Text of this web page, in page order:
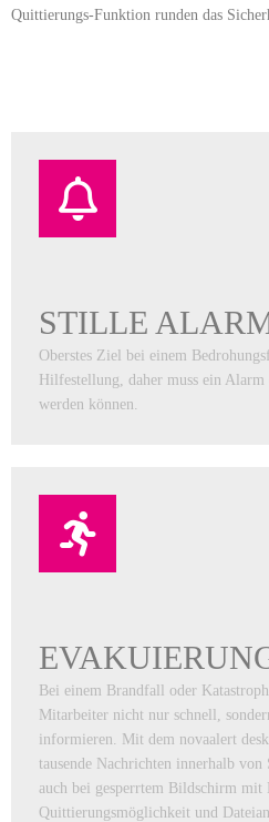
Quittierungs-Funktion runden das
STILLE
Oberstes Ziel bei einem
Hilfestellung, daher muss ein
werden können.
Bei einem Brandfall oder
Mitarbeiter nicht nur schnell,
informieren. Mit dem novaalert
tausende Nachrichten innerhalb
auch bei gesperrtem Bildschirm mit
Quittierungsmöglichkeit und